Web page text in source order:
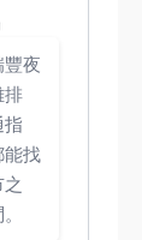
夜
排
能找